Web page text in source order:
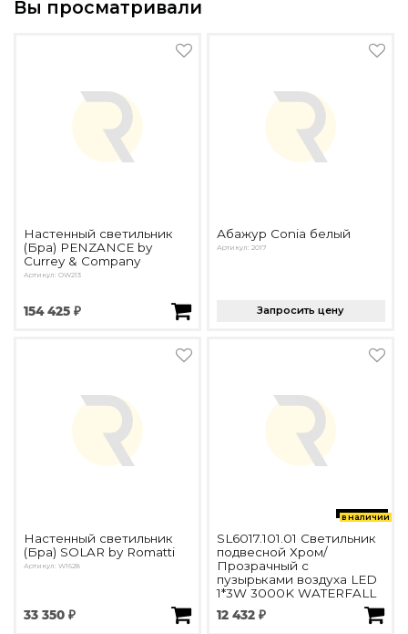
Вы просматривали
Настенный светильник
(Бра) PENZANCE by
Currey & Company
Артикул: OW213
154 425 ₽
Абажур Conia белый
Артикул: 2017
Запросить цену
Настенный светильник
(Бра) SOLAR by Romatti
Артикул: W1628
33 350 ₽
в наличии
SL6017.101.01 Светильник
подвесной Хром/
Прозрачный с
пузырьками воздуха LED
1*3W 3000K WATERFALL
12 432 ₽